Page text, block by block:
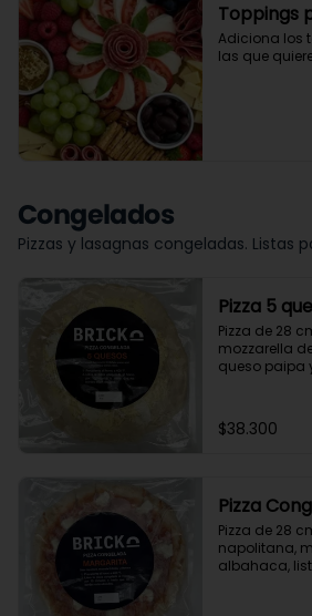
Toppings
Adiciona los
las que
Congelados
Pizzas y lasagnas congeladas. Listas
Pizza 5
Pizza de 28
mozzarella
queso paipa
$38.300
Pizza
Pizza de 28
napolitana,
albahaca,